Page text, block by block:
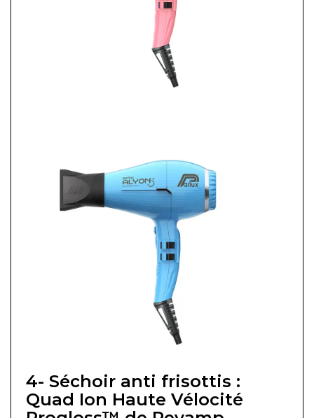
4- Séchoir anti frisottis :
Quad Ion Haute Vélocité